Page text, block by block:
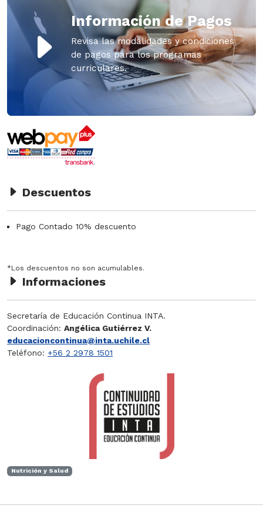
Información de Pagos
Revisa las modalidades y condiciones
de pagos para los programas
curriculares.
Descuentos
Pago Contado 10% descuento
*Los descuentos no son acumulables.
Informaciones
Secretaría de Educación Continua INTA.
Coordinación: Angélica Gutiérrez V.
educacioncontinua@inta.uchile.cl
Teléfono: +56 2 2978 1501
Nutrición y Salud